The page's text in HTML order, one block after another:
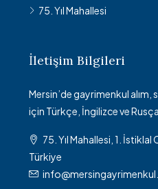
75. Yıl Mahallesi
İletişim Bilgileri
Mersin’de gayrimenkul alım,
için Türkçe, İngilizce ve
75. Yıl Mahallesi, 1. İstiklal
Türkiye